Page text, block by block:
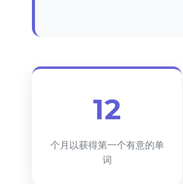
12
个月以获得第一个有意的单
词